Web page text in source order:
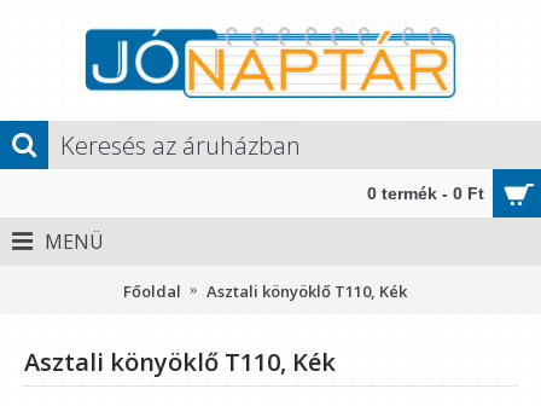
0 termék - 0 Ft
MENÜ
Főoldal Asztali könyöklő T110, Kék
Asztali könyöklő T110, Kék